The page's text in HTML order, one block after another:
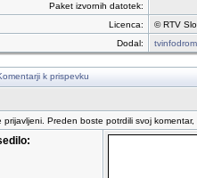
Paket izvornih datotek:
Licenca:
© RTV
Dodal:
tvinfodrom
k prispevku
prijavljeni. Preden boste potrdili svoj